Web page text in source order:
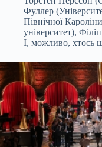
Фуллер
Північної
університет),
І, можливо, хтось